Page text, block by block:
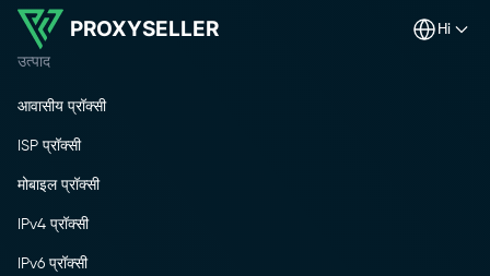
PROXYSELLER hi
उत्पाद
आवासीय प्रॉक्सी
ISP प्रॉक्सी
मोबाइल प्रॉक्सी
IPv4 प्रॉक्सी
IPv6 प्रॉक्सी